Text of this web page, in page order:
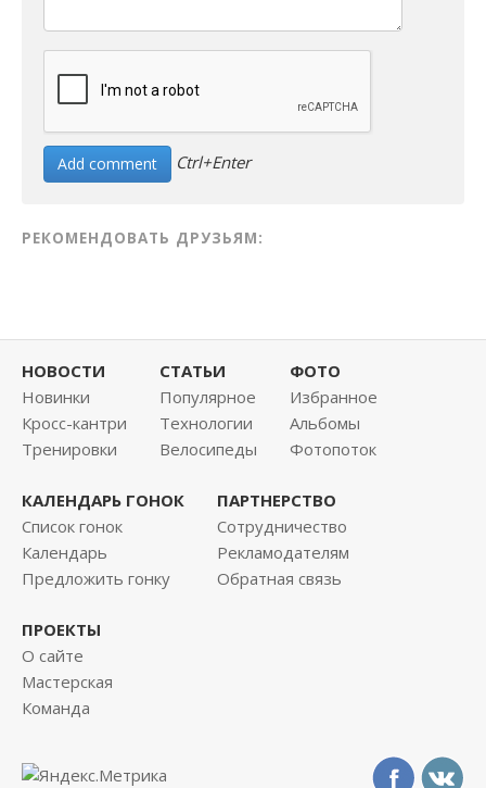
Ctrl+Enter
РЕКОМЕНДОВАТЬ ДРУЗЬЯМ:
НОВОСТИ
Новинки
Кросс-кантри
Тренировки
СТАТЬИ
Популярное
Технологии
Велосипеды
ФОТО
Избранное
Альбомы
Фотопоток
КАЛЕНДАРЬ ГОНОК
Список гонок
Календарь
Предложить гонку
ПАРТНЕРСТВО
Сотрудничество
Рекламодателям
Обратная связь
ПРОЕКТЫ
О сайте
Мастерская
Команда